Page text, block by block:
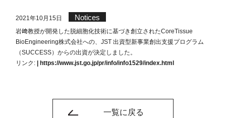
2021年10月15日 Notices
岩﨑教授が開発した脱細胞化技術に基づき創立されたCoreTissue
BioEngineering株式会社への、JST 出資型新事業創出支援プログラム
（SUCCESS）からの出資が決定しました。
リンク:
https://www.jst.go.jp/pr/info/info1529/index.html
一覧に戻る